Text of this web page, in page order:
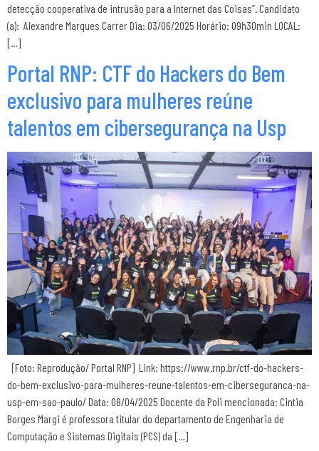
detecção cooperativa de intrusão para a Internet das Coisas”. Candidato
(a): Alexandre Marques Carrer Dia: 03/06/2025 Horário: 09h30min LOCAL:
[…]
Portal RNP: CTF do Hackers do Bem
exclusivo para mulheres reúne
talentos em cibersegurança na Usp
[Foto: Reprodução/ Portal RNP] Link: https://www.rnp.br/ctf-do-hackers-
do-bem-exclusivo-para-mulheres-reune-talentos-em-ciberseguranca-na-
usp-em-sao-paulo/ Data: 08/04/2025 Docente da Poli mencionada: Cintia
Borges Margi é professora titular do departamento de Engenharia de
Computação e Sistemas Digitais (PCS) da […]